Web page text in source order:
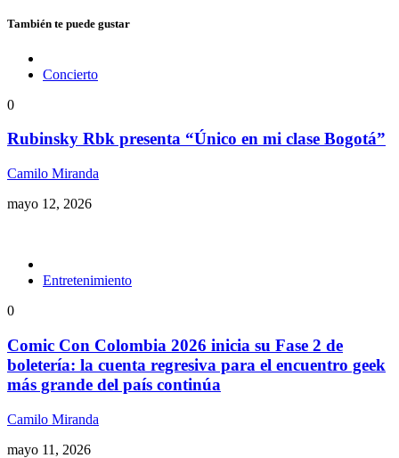
También te puede gustar
Concierto
0
Rubinsky Rbk presenta “Único en mi clase Bogotá”
Camilo Miranda
mayo 12, 2026
Entretenimiento
0
Comic Con Colombia 2026 inicia su Fase 2 de
boletería: la cuenta regresiva para el encuentro geek
más grande del país continúa
Camilo Miranda
mayo 11, 2026